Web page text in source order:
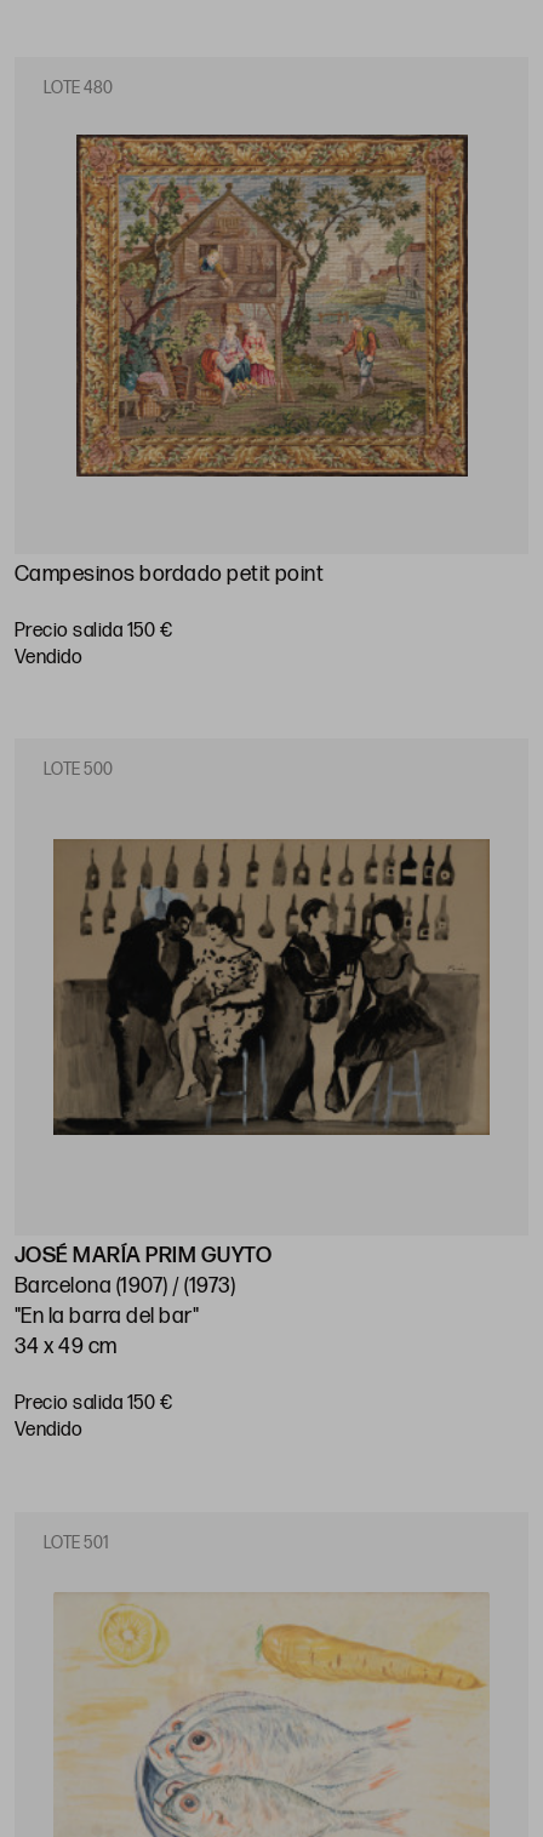
LOTE 480
Campesinos bordado petit point
Precio salida 150 €
vendido
LOTE 500
JOSÉ MARÍA PRIM GUYTO
Barcelona (1907) / (1973)
"En la barra del bar"
34 x 49 cm
Precio salida 150 €
vendido
LOTE 501